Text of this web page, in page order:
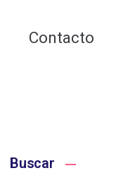
Contacto
Buscar